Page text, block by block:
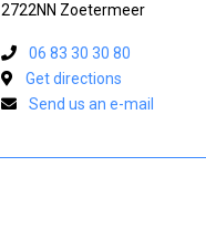
2722NN Zoetermeer
06 83 30 30 80
Get directions
Send us an e-mail